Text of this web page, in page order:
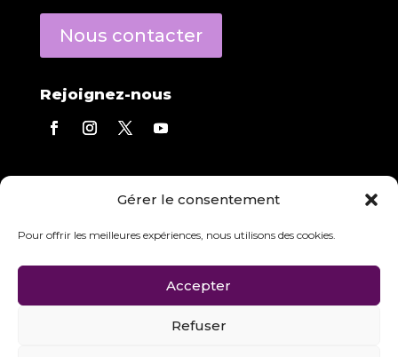
Gérer le consentement
Pour offrir les meilleures expériences, nous utilisons des cookies.
Accepter
Refuser
Nous contacter
Rejoignez-nous
Eric Derecourtrépond à toutes vos questions.